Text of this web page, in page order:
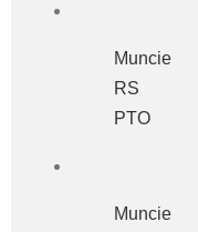
Muncie
RS
PTO
Muncie